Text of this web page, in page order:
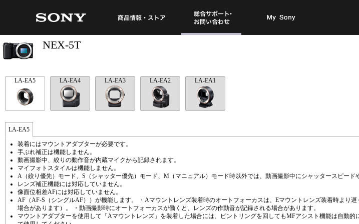
NEX-5T
LA-EA5 LA-EA4 LA-EA3 LA-EA2 LA-EA1
LA-EA5
装着にはマウントアダプターが必要です。
手ぶれ補正は機能しません。
動画撮影中、絞りの動作音が内蔵マイクから記録されます。
マイフォトスタイルは機能しません。
A（絞り優先）モード、S（シャッター優先）モード、M（マニュアル）モード時以外では、動画撮影中にシャッタースピード
レンズ補正機能には対応していません。
像面位相差AFには対応していません。
AF（AF-S（シングルAF））が機能します。 ・Aマウントレンズ装着時のオートフォーカスは、Eマウントレンズ装着時より
場合があります）。 ・動画撮影時にオートフォーカスが働くと、レンズの作動音が記録される場合があります。
マウントアダプターを使用して「Aマウントレンズ」を装着した場合には、ピントリングを回してもMFアシスト機能は自動